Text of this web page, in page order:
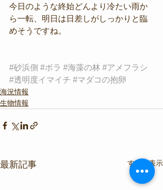
今日のような終始どんより冷たい雨か
ら一転、明日は日差しがしっかりと臨
めそうですね。
#砂浜側 #ボラ #海藻の林 #アメフラシ
#透明度イマイチ #マダコの抱卵
海況情報
生物情報
最新記事 すべて表示